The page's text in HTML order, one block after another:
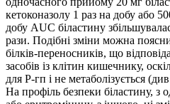
кетоконазолу 1 раз на добу або
добу AUC біластину
рази. Подібні зміни можна
білків-переносників, що
засобів із клітин кишечнику,
для P-гп і не метаболізується
На профіль безпеки біластину, з